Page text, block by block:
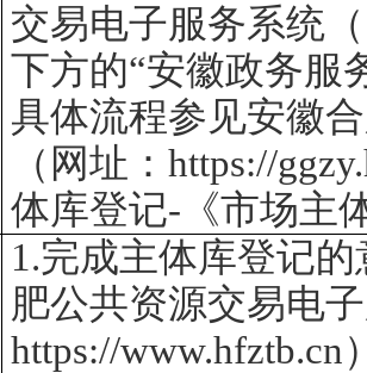
交易电子服务系统
下方的“安徽政务服
具体流程参见安徽
（网址：https://
体库登记- 《市场主
1.完成主体库登记
肥公共资源交易电
https://www.hfztb.cn